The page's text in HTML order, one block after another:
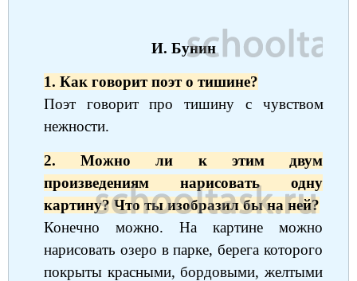
И. Бунин
1. Как говорит поэт о тишине?
Поэт говорит про тишину с чувством
нежности.
2. Можно ли к этим двум
произведениям нарисовать одну
картину? Что ты изобразил бы на ней?
Конечно можно. На картине можно
нарисовать озеро в парке, берега которого
покрыты красными, бордовыми, желтыми